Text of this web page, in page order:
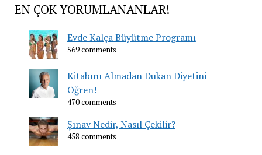
EN ÇOK YORUMLANANLAR!
Evde Kalça Büyütme Programı
569 comments
Kitabını Almadan Dukan Diyetini
Öğren!
470 comments
Şınav Nedir, Nasıl Çekilir?
458 comments